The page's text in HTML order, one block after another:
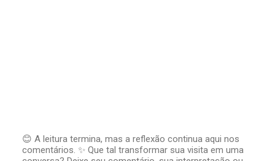
P
😊 A leitura termina, mas a reflexão continua aqui nos
comentários. ✨ Que tal transformar sua visita em uma